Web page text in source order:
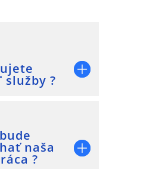
služby ?
naša
?